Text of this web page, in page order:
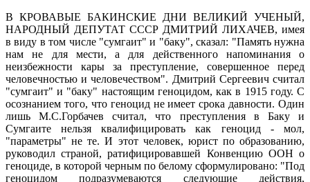
В КРОВАВЫЕ БАКИНСКИЕ ДНИ ВЕЛИКИЙ УЧЕНЫЙ,
НАРОДНЫЙ ДЕПУТАТ СССР ДМИТРИЙ ЛИХАЧЕВ, имея
в виду в том числе "сумгаит" и "баку", сказал: "Память нужна
нам не для мести, а для действенного напоминания о
неизбежности кары за преступление, совершенное перед
человечностью и человечеством". Дмитрий Сергеевич считал
"сумгаит" и "баку" настоящим геноцидом, как в 1915 году. С
осознанием того, что геноцид не имеет срока давности. Один
лишь М.С.Горбачев считал, что преступления в Баку и
Сумгаите нельзя квалифицировать как геноцид - мол,
"параметры" не те. И этот человек, юрист по образованию,
руководил страной, ратифицировавшей Конвенцию ООН о
геноциде, в которой черным по белому сформулировано: "Под
геноцидом подразумеваются следующие действия,